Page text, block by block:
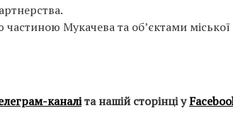
Мукачева та об’єктами міської
каналіта нашій сторінці у